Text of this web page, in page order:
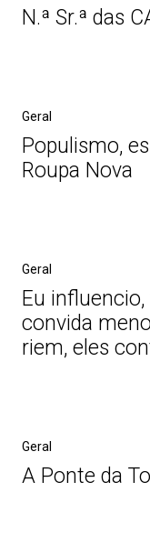
N.ª Sr.ª das
Geral
Populismo,
Roupa Nova
Geral
Eu
convida
riem, eles
Geral
A Ponte da